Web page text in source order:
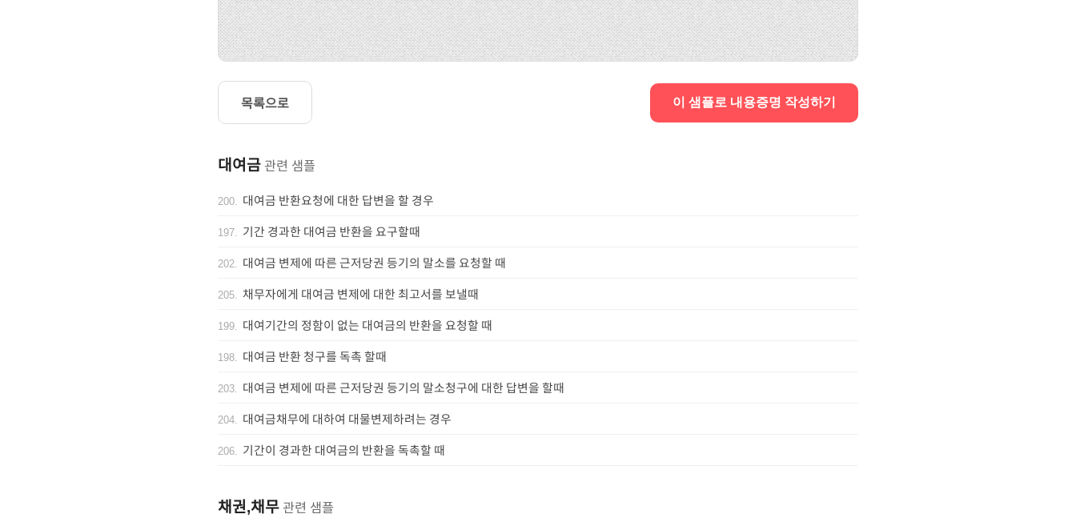
목록으로 이 샘플로 내용증명 작성하기
대여금 관련 샘플
200. 대여금 반환요청에 대한 답변을 할 경우
197. 기간 경과한 대여금 반환을 요구할때
202. 대여금 변제에 따른 근저당권 등기의 말소를 요청할 때
205. 채무자에게 대여금 변제에 대한 최고서를 보낼때
199. 대여기간의 정함이 없는 대여금의 반환을 요청할 때
198. 대여금 반환 청구를 독촉 할때
203. 대여금 변제에 따른 근저당권 등기의 말소청구에 대한 답변을 할때
204. 대여금채무에 대하여 대물변제하려는 경우
206. 기간이 경과한 대여금의 반환을 독촉할 때
채권,채무 관련 샘플